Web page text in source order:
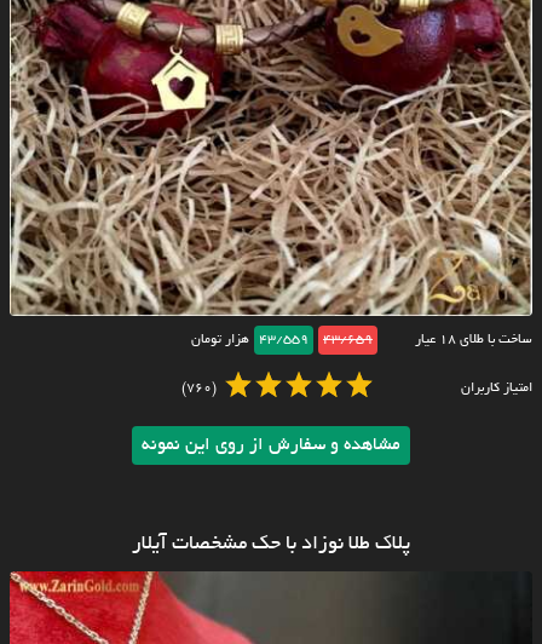
ساخت با طلای ۱۸ عیار 43/659
43/559 هزار تومان
امتیاز کاربران (760)
مشاهده و سفارش از روی این نمونه
پلاک طلا نوزاد با حک مشخصات آیلار